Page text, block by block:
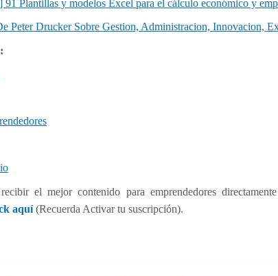
91 Plantillas y modelos Excel para el cálculo económico y
Peter Drucker Sobre Gestion, Administracion, Innovacion,
el mejor contenido para emprendedores
aquí(Recuerda Activar tu suscripción).